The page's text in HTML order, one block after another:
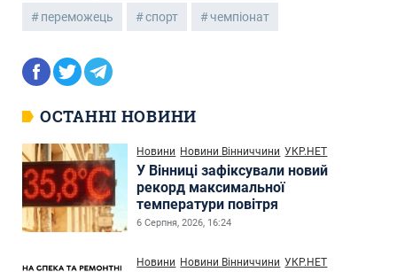
переможець спорт чемпіонат
ОСТАННІ НОВИНИ
Новини Новини Вінниччини УКР.НЕТ
У Вінниці зафіксували новий
рекорд максимальної
температури повітря
6 Серпня, 2026, 16:24
Новини Новини Вінниччини УКР.НЕТ